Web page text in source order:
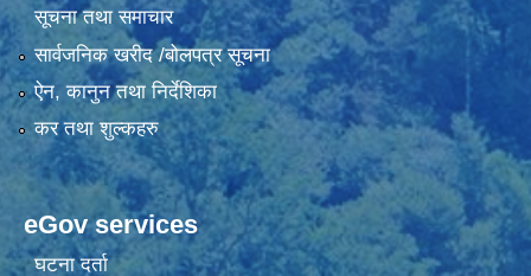
सूचना तथा समाचार
सार्वजनिक खरीद /बोलपत्र सूचना
ऐन, कानुन तथा निर्देशिका
कर तथा शुल्कहरु
eGov services
घटना दर्ता